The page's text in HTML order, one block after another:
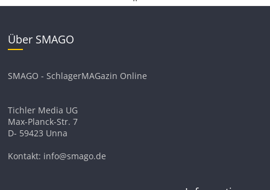
Über SMAGO
SMAGO - SchlagerMAGazin Online
Tichler Media UG
Max-Planck-Str. 7
D- 59423 Unna
Kontakt: info@smago.de